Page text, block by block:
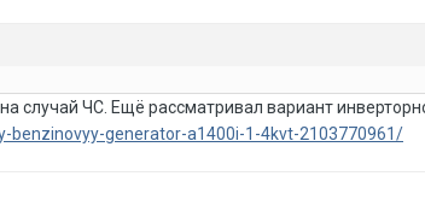
случай ЧС. Ещё рассматривал вариант
generator-a1400i-1-4kvt-2103770961/